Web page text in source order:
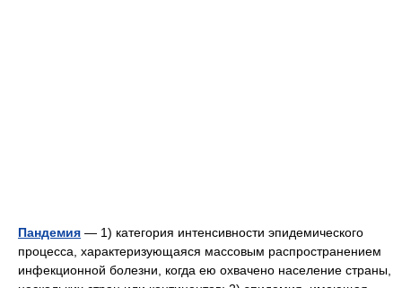
Пандемия — 1) категория интенсивности эпидемического
процесса, характеризующаяся массовым распространением
инфекционной болезни, когда ею охвачено население страны,